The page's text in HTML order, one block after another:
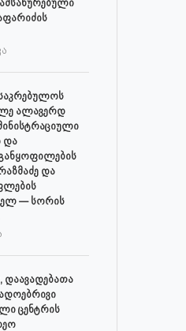
ალავერდ
და
და
— სორის
დაავადებათა
ცენტრის